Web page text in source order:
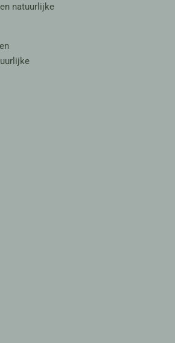
natuurlijke